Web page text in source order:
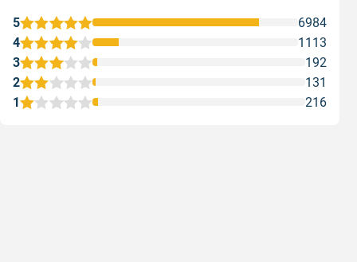
1 216
2 131
3 192
4 1113
5 6984